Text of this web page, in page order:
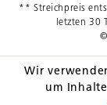
** Streichpreis
letzten 30
Wir
um